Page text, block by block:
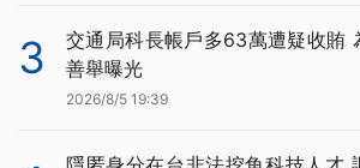
3
交通局科長帳戶多63萬遭疑收賄
善舉曝光
2026/8/5 19:39